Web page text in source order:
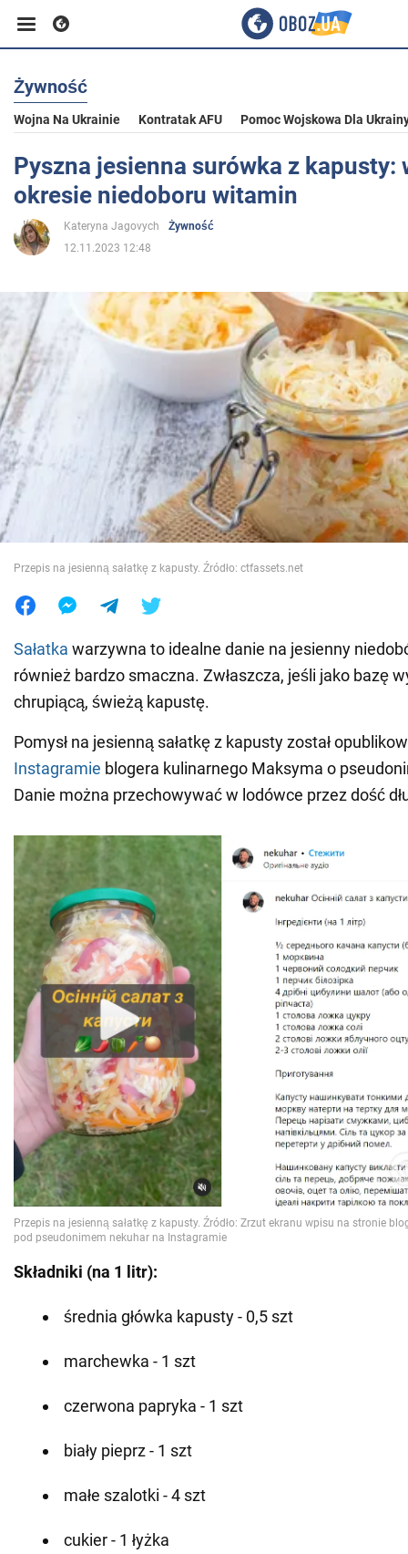
Biznes
Sport
Rozrywka
Polityka
Społeczeństwo
Wojna na Ukrainie
Świat
Jedzenie
Żywność
Wojna Na Ukrainie Kontratak AFU Pomoc Wojskowa Dla
Pyszna jesienna surówka z kapusty:
okresie niedoboru witamin
Kateryna Jagovych
Żywność
12.11.2023 12:48
Przepis na jesienną sałatkę z kapusty. Źródło: ctfassets.net
Sałatka warzywna to idealne danie na jesienny
również bardzo smaczna. Zwłaszcza, jeśli jako bazę
chrupiącą, świeżą kapustę.
Pomysł na jesienną sałatkę z kapusty został
Instagramie blogera kulinarnego Maksyma o
Danie można przechowywać w lodówce przez dość
Składniki (na 1 litr):
średnia główka kapusty - 0,5 szt
marchewka - 1 szt
czerwona papryka - 1 szt
biały pieprz - 1 szt
małe szalotki - 4 szt
cukier - 1 łyżka